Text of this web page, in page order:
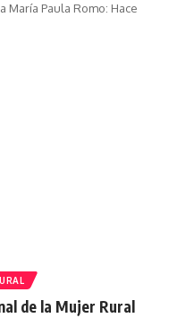
María Paula Romo: Hace
de la Mujer Rural